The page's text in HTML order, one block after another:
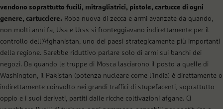
vendono soprattutto fucili, mitragliatrici, pistole, cartucce di ogni
genere, cartucciere. Roba nuova di zecca e armi avanzate da quando,
non molti anni fa, Usa e Urss si fronteggiavano indirettamente per il
controllo dell’Afghanistan, uno dei paesi strategicamente più importanti
della regione. Sarebbe riduttivo parlare solo di armi sui banchi dei
negozi. Da quando le truppe di Mosca lasciarono il posto a quelle di
Washington, il Pakistan (potenza nucleare come l’India) è direttamente o
indirettamente coinvolto nei grandi traffici di stupefacenti, soprattutto
oppio e i suoi derivati, partiti dalle ricche coltivazioni afgane. Ci